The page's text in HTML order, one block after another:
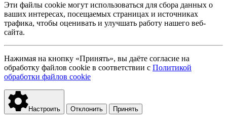
Эти файлы cookie могут использоваться для сбора данных о
ваших интересах, посещаемых страницах и источниках
трафика, чтобы оценивать и улучшать работу нашего веб-
сайта.
Нажимая на кнопку «Принять», вы даёте согласие на
обработку файлов cookie в соответствии с Политикой
обработки файлов cookie
Настроить Отклонить Принять